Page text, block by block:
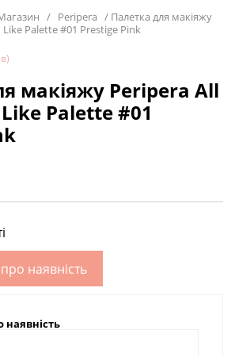
/ Peripera / Палетка для макіяжу
Palette #01 Prestige Pink
макіяжу Peripera All
Palette #01
наявність
наявність